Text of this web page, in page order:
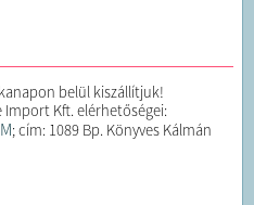
belül kiszállítjuk!
Import Kft. elérhetőségei:
; cím: 1089 Bp. Könyves Kálmán